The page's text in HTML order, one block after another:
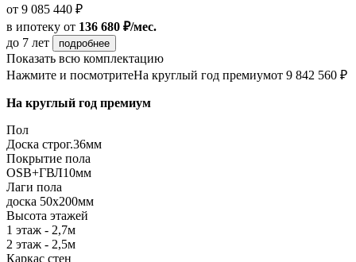
от 9 085 440 ₽
в ипотеку от 136 680 ₽/мес.
до 7 лет
подробнее
Показать всю комплектацию
Нажмите и посмотритеНа круглый год премиумот 9 842 560 ₽
На круглый год премиум
Пол
Доска строг.36мм
Покрытие пола
ОSB+ГВЛ10мм
Лаги пола
доска 50х200мм
Высота этажей
1 этаж - 2,7м
2 этаж - 2,5м
Каркас стен